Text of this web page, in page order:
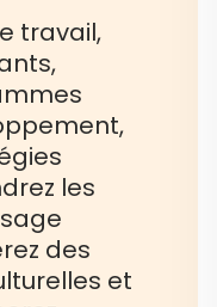
travail,
les
des
et